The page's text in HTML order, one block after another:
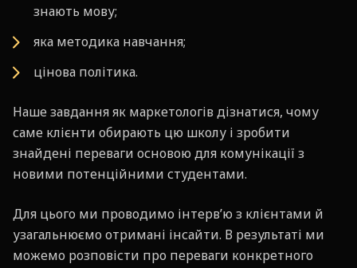
знають мову;
яка методика навчання;
цінова політика.
Наше завдання як маркетологів дізнатися, чому
саме клієнти обирають цю школу і зробити
знайдені переваги основою для комунікації з
новими потенційними студентами.
Для цього ми проводимо інтерв’ю з клієнтами й
узагальнюємо отримані інсайти. В результаті ми
можемо розповісти про переваги конкретного